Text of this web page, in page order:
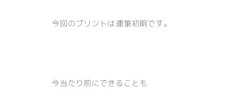
今回のプリントは運筆初期です。
今当たり前にできることも